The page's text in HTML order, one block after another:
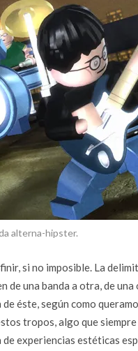
alterna-hipster.
si no imposible. La
una banda a otra, de
éste, según como
tropos, algo que
experiencias estéticas